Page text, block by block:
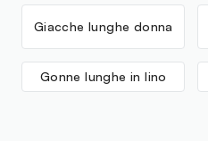
Giacche lunghe donna
Gonne lunghe in lino